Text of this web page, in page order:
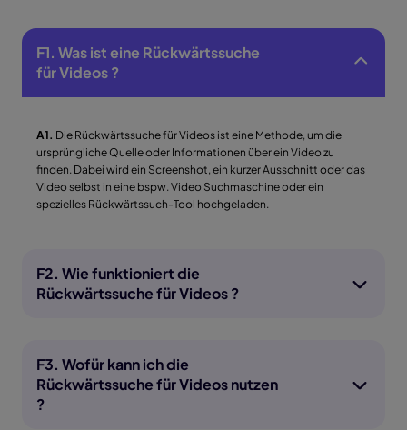
F1. Was ist eine Rückwärtssuche
für Videos ?
A1. Die Rückwärtssuche für Videos ist eine Methode, um die
ursprüngliche Quelle oder Informationen über ein Video zu
finden. Dabei wird ein Screenshot, ein kurzer Ausschnitt oder das
Video selbst in eine bspw. Video Suchmaschine oder ein
spezielles Rückwärtssuch-Tool hochgeladen.
F2. Wie funktioniert die
Rückwärtssuche für Videos ?
F3. Wofür kann ich die
Rückwärtssuche für Videos nutzen
?